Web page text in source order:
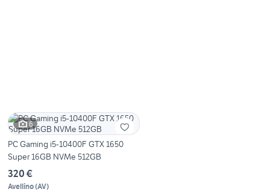
6
PC Gaming i5-10400F GTX 1650
Super 16GB NVMe 512GB
320 €
Avellino(AV)